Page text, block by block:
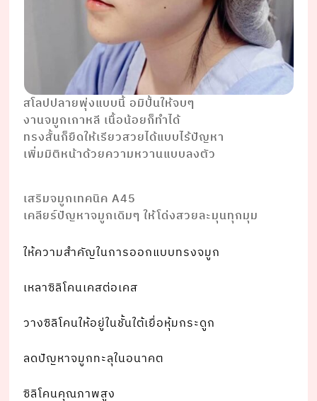
สโลปปลายพุ่งแบบนี้ อมิปั้นให้จบๆ
งานจมูกเกาหลี เนื้อน้อยก็ทำได้
ทรงสั้นก็ยืดให้เรียวสวยได้แบบไร้ปัญหา
เพิ่มมิติหน้าด้วยความหวานแบบลงตัว⠀⠀⠀⠀⠀⠀
เสริมจมูกเทคนิค A45
เคลียร์ปัญหาจมูกเดิมๆ ให้โด่งสวยละมุนทุกมุม
ให้ความสำคัญในการออกแบบทรงจมูก
เหลาซิลิโคนเคสต่อเคส
วางซิลิโคนให้อยู่ในชั้นใต้เยื่อหุ้มกระดูก
ลดปัญหาจมูกทะลุในอนาคต
ซิลิโคนคุณภาพสูง